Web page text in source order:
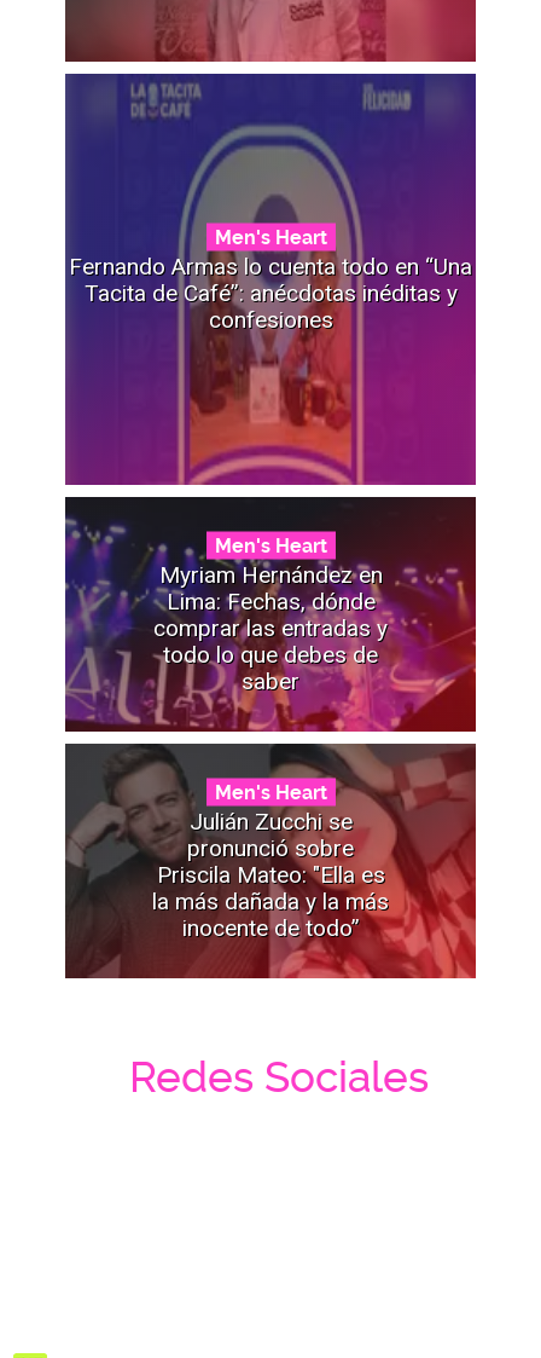
Men's Heart
Fernando Armas lo cuenta todo en “Una
Tacita de Café”: anécdotas inéditas y
confesiones
Men's Heart
Myriam Hernández en
Lima: Fechas, dónde
comprar las entradas y
todo lo que debes de
saber
Men's Heart
Julián Zucchi se
pronunció sobre
Priscila Mateo: "Ella es
la más dañada y la más
inocente de todo”
Redes Sociales